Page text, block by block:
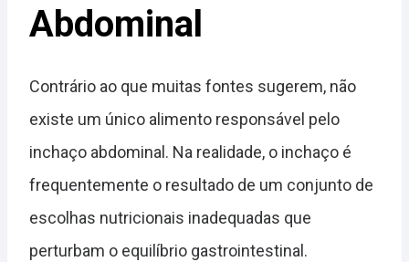
Abdominal
Contrário ao que muitas fontes sugerem, não
existe um único alimento responsável pelo
inchaço abdominal. Na realidade, o inchaço é
frequentemente o resultado de um conjunto de
escolhas nutricionais inadequadas que
perturbam o equilíbrio gastrointestinal.